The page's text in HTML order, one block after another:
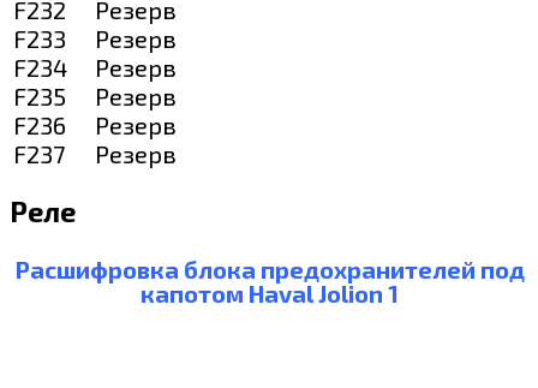
F232
Резерв
F233
Резерв
F234
Резерв
F235
Резерв
F236
Резерв
F237
Резерв
Реле
Расшифровка блока предохранителей под
капотом Haval Jolion 1